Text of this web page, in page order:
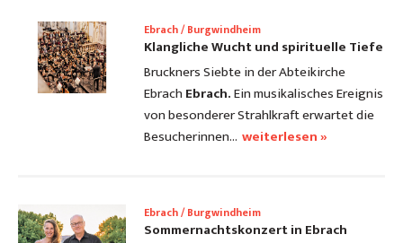
Ebrach / Burgwindheim
Klangliche Wucht und spirituelle Tiefe
Bruckners Siebte in der Abteikirche
Ebrach Ebrach.Ein musikalisches Ereignis
von besonderer Strahlkraft erwartet die
Besucherinnen… weiterlesen »
Ebrach / Burgwindheim
Sommernachtskonzert in Ebrach